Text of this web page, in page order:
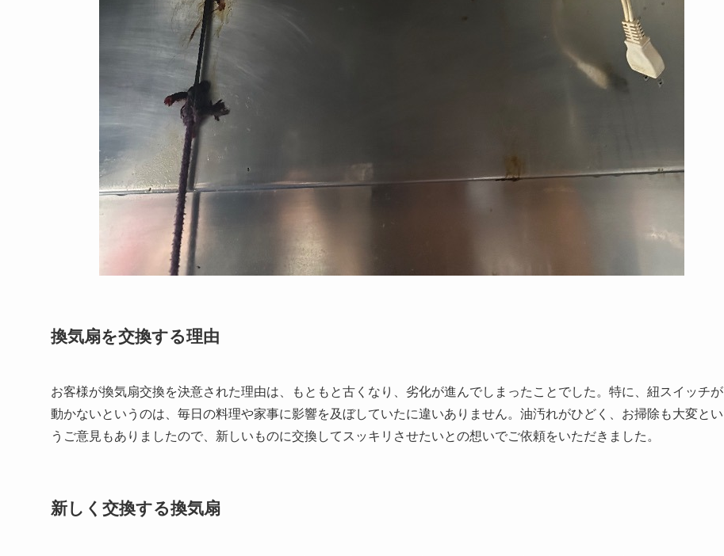
換気扇を交換する理由
お客様が換気扇交換を決意された理由は、もともと古くなり、劣化が進んでしまったことでした。特に、紐スイッチが
動かないというのは、毎日の料理や家事に影響を及ぼしていたに違いありません。油汚れがひどく、お掃除も大変とい
うご意見もありましたので、新しいものに交換してスッキリさせたいとの想いでご依頼をいただきました。
新しく交換する換気扇